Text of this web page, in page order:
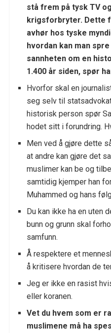
stå frem på tysk TV
krigsforbryter. Dette
avhør hos tyske
hvordan kan man
sannheten om en
1.400 år siden, spør
Hvorfor skal en
seg selv til
historisk person spør
hodet sitt i forundring.
Men ved å gjøre dette
at andre kan gjøre det
muslimer kan be og
samtidig kjemper han
Muhammed og hans
Du kan ikke ha en uten
bunn og grunn skal
samfunn.
Å respektere et
å kritisere hvordan de
Jeg er ikke en rasist
eller koranen.
Vet du hvem som er
muslimene må ha